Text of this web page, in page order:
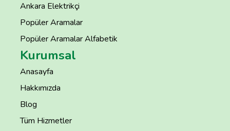
Ankara Elektrikçi
Popüler Aramalar
Popüler Aramalar Alfabetik
Kurumsal
Anasayfa
Hakkımızda
Blog
Tüm Hizmetler